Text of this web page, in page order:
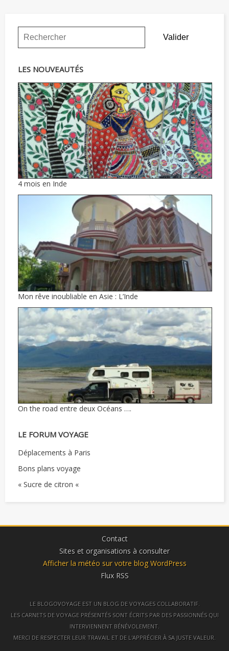
LES NOUVEAUTÉS
4 mois en Inde
Mon rêve inoubliable en Asie : L’Inde
On the road entre deux Océans ….
LE FORUM VOYAGE
Déplacements à Paris
Bons plans voyage
« Sucre de citron «
Contact
Sites et organisations à consulter
Afficher la météo sur votre blog WordPress
Flux RSS
LE BLOGOVOYAGE EST UN BLOG DE VOYAGES COLLABORATIF.
LES CARNETS DE VOYAGE PRÉSENTÉS SONT ÉCRITS PAR DES PASSIONNÉS QUI
INTERVIENNENT BÉNÉVOLEMENT.
MERCI DE RESPECTER LEUR TRAVAIL ET DE L'APPRÉCIER À SA JUSTE VALEUR.